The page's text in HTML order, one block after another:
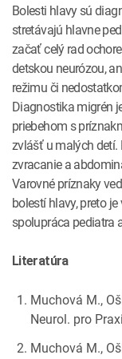
Bolesti hlavy sú
stretávajú hlavne
začať celý rad
detskou neurózou,
režimu či
Diagnostika migrén
priebehom s
zvlášť u malých detí.
zvracanie a
Varovné príznaky
bolestí hlavy, preto
spolupráca pediatra
Literatúra
Muchová M.,
Neurol. pro
Muchová M.,